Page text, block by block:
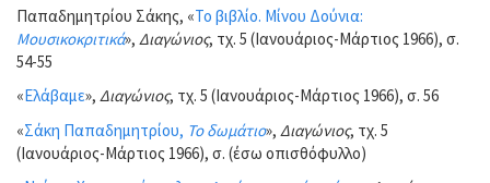
Παπαδημητρίου Σάκης, «Το βιβλίο. Μίνου Δούνια:
Μουσικοκριτικά», Διαγώνιος, τχ. 5 (Ιανουάριος-Μάρτιος 1966), σ.
54-55
«Ελάβαμε», Διαγώνιος, τχ. 5 (Ιανουάριος-Μάρτιος 1966), σ. 56
«Σάκη Παπαδημητρίου, Το δωμάτιο», Διαγώνιος, τχ. 5
(Ιανουάριος-Μάρτιος 1966), σ. (έσω οπισθόφυλλο)